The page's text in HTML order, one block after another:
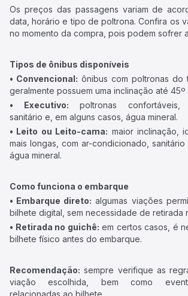
Os preços das passagens variam de
data, horário e tipo de poltrona. Confira os
no momento da compra, pois podem sofrer
Tipos de ônibus disponíveis
• Convencional: ônibus com poltronas do
geralmente possuem uma inclinação até
• Executivo: poltronas confortáveis,
sanitário e, em alguns casos, água mineral.
• Leito ou Leito-cama: maior inclinação,
mais longas, com ar-condicionado, sanitário
água mineral.
Como funciona o embarque
• Embarque direto: algumas viações
bilhete digital, sem necessidade de retirada
• Retirada no guichê: em certos casos, é
bilhete físico antes do embarque.
Recomendação: sempre verifique as
viação escolhida, bem como
relacionadas ao bilhete.